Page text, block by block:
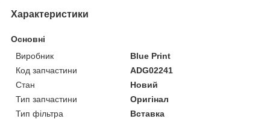
Характеристики
Основні
Виробник
Blue Print
Код запчастини
ADG02241
Стан
Новий
Тип запчастини
Оригінал
Тип фільтра
Вставка